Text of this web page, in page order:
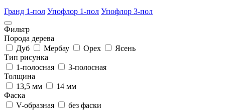
Гранд 1-пол Упофлор 1-пол Упофлор 3-пол
Фильтр
Порода дерева
Дуб
Мербау Орех
Ясень
Тип рисунка
1-полосная
3-полосная
Толщина
13,5 мм
14 мм
Фаска
V-образная
без фаски